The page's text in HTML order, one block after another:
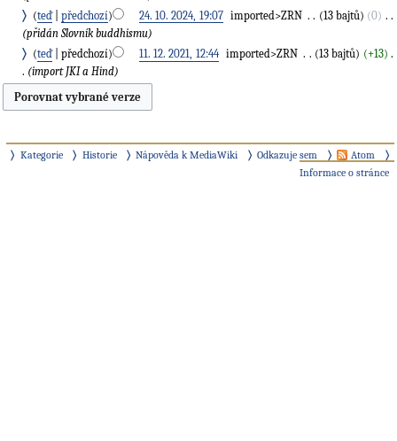
teď
předchozí 24. 10. 2024, 19:07‎ imported>ZRN ‎ 13 bajtů 0
přidán Slovník buddhismu
teď
předchozí 11. 12. 2021, 12:44‎ imported>ZRN ‎ 13 bajtů +13 ‎
import JKI a Hind
Kategorie Historie Nápověda k MediaWiki Odkazuje sem
Atom
Informace o stránce